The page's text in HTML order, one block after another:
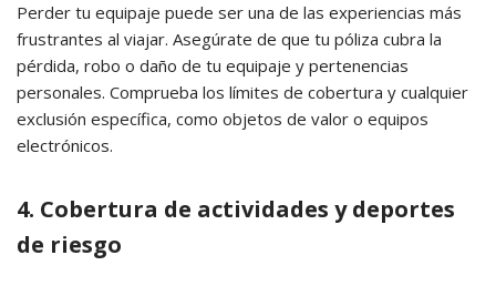
Perder tu equipaje puede ser una de las experiencias más
frustrantes al viajar. Asegúrate de que tu póliza cubra la
pérdida, robo o daño de tu equipaje y pertenencias
personales. Comprueba los límites de cobertura y cualquier
exclusión específica, como objetos de valor o equipos
electrónicos.
4. Cobertura de actividades y deportes
de riesgo